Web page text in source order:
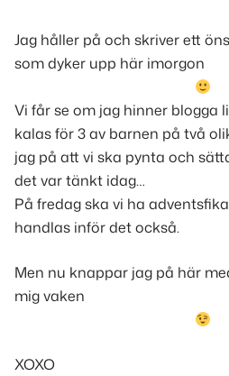
Jag håller på och skriver ett
som dyker upp här imorgon
Vi får se om jag hinner blogga
kalas för 3 av barnen på två
jag på att vi ska pynta och
det var tänkt idag…
På fredag ska vi ha
handlas inför det också.
Men nu knappar jag på här
mig vaken
XOXO